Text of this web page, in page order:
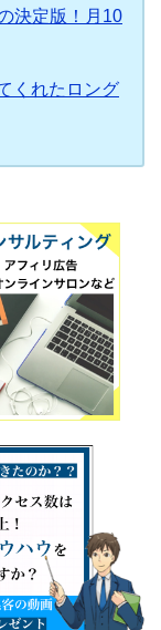
決定版！月10
くれたロング